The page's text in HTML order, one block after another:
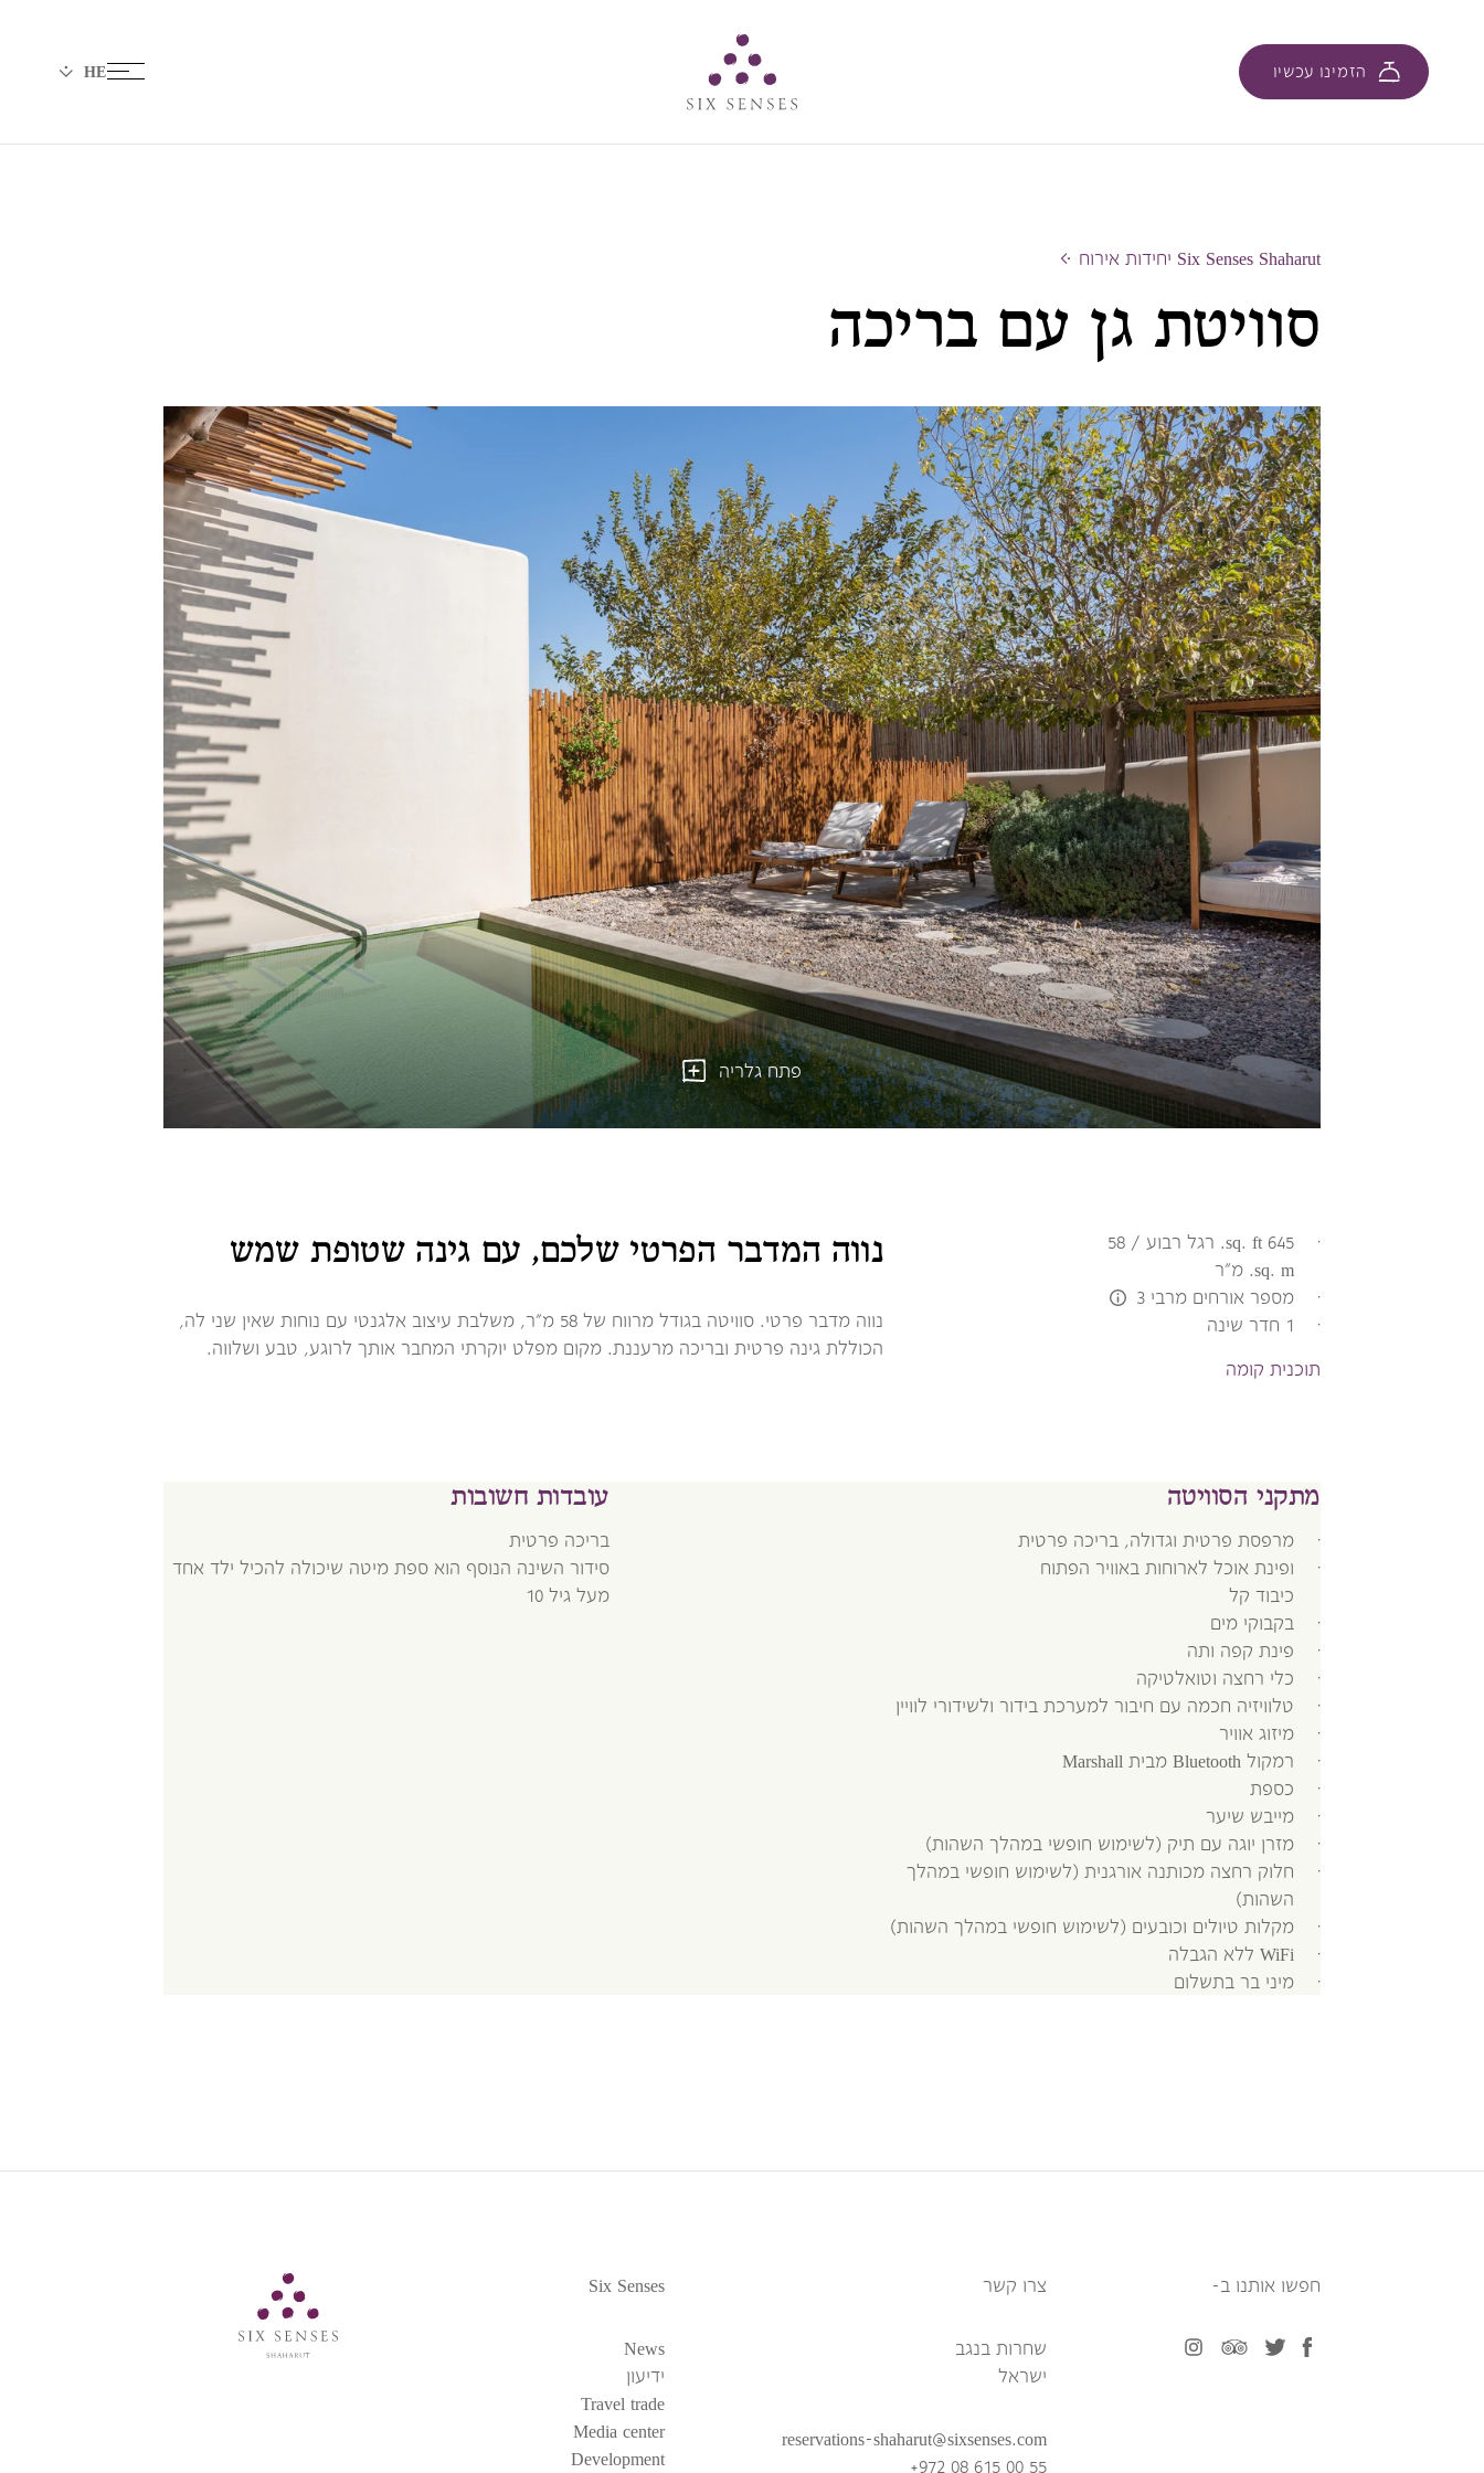
הזמינו עכשיו
Six Senses Shaharut יחידות אירוח
סוויטת גן עם בריכה
פתח גלריה
נווה המדבר הפרטי שלכם, עם גינה שטופת שמש
נווה מדבר פרטי. סוויטה בגודל מרווח של 58 מ"ר, משלבת עיצוב אלגנטי עם נוחות שאין שני לה,
הכוללת גינה פרטית ובריכה מרעננת. מקום מפלט יוקרתי המחבר אותך לרוגע, טבע ושלווה.
645 sq. ft. רגל רבוע / 58
sq. m. מ"ר
מספר אורחים מרבי 3
1 חדר שינה
תוכנית קומה
מתקני הסוויטה
מרפסת פרטית וגדולה, בריכה פרטית
ופינת אוכל לארוחות באוויר הפתוח
כיבוד קל
בקבוקי מים
פינת קפה ותה
כלי רחצה וטואלטיקה
טלוויזיה חכמה עם חיבור למערכת בידור ולשידורי לוויין
מיזוג אוויר
רמקול Bluetooth מבית Marshall
כספת
מייבש שיער
מזרן יוגה עם תיק (לשימוש חופשי במהלך השהות)
חלוק רחצה מכותנה אורגנית (לשימוש חופשי במהלך
השהות)
מקלות טיולים וכובעים (לשימוש חופשי במהלך השהות)
WiFi ללא הגבלה
מיני בר בתשלום
עובדות חשובות
בריכה פרטית
סידור השינה הנוסף הוא ספת מיטה שיכולה להכיל ילד אחד
מעל גיל 10
Six Senses
News
ידיעון
Travel trade
Media center
Development
צרו קשר
שחרות בנגב
ישראל
reservations-shaharut@sixsenses.com
+972 08 615 00 55
חפשו אותנו ב-
facebook
twitter
tripadvisor